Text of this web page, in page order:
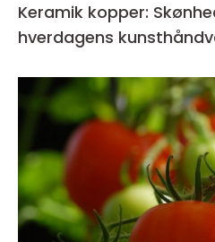
Keramik kopper:
hverdagens